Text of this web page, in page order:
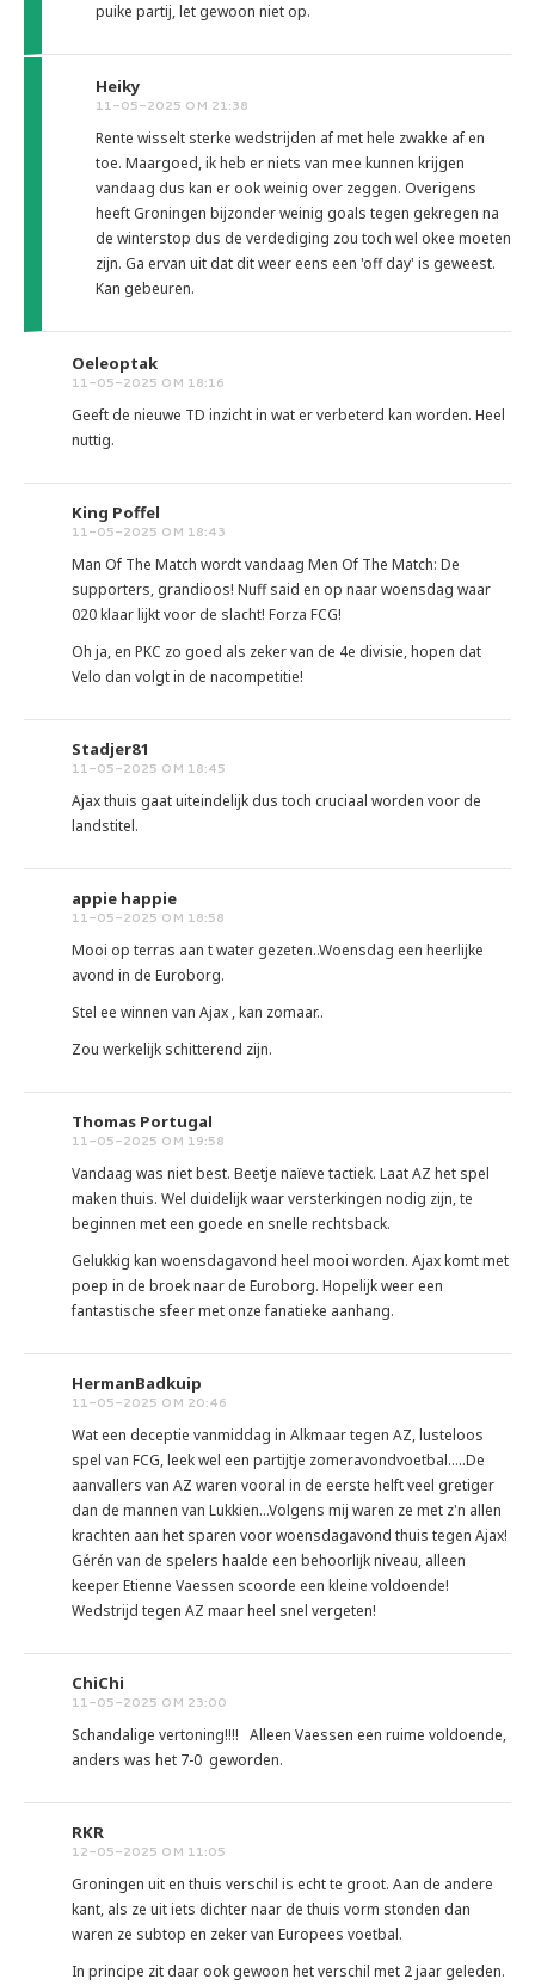
puike partij, let gewoon niet op.
Heiky
11-05-2025 OM 21:38
Rente wisselt sterke wedstrijden af met hele zwakke af en
toe. Maargoed, ik heb er niets van mee kunnen krijgen
vandaag dus kan er ook weinig over zeggen. Overigens
heeft Groningen bijzonder weinig goals tegen gekregen na
de winterstop dus de verdediging zou toch wel okee moeten
zijn. Ga ervan uit dat dit weer eens een 'off day' is geweest.
Kan gebeuren.
Oeleoptak
11-05-2025 OM 18:16
Geeft de nieuwe TD inzicht in wat er verbeterd kan worden. Heel
nuttig.
King Poffel
11-05-2025 OM 18:43
Man Of The Match wordt vandaag Men Of The Match: De
supporters, grandioos! Nuff said en op naar woensdag waar
020 klaar lijkt voor de slacht! Forza FCG!
Oh ja, en PKC zo goed als zeker van de 4e divisie, hopen dat
Velo dan volgt in de nacompetitie!
Stadjer81
11-05-2025 OM 18:45
Ajax thuis gaat uiteindelijk dus toch cruciaal worden voor de
landstitel.
appie happie
11-05-2025 OM 18:58
Mooi op terras aan t water gezeten..Woensdag een heerlijke
avond in de Euroborg.
Stel ee winnen van Ajax , kan zomaar..
Zou werkelijk schitterend zijn.
Thomas Portugal
11-05-2025 OM 19:58
Vandaag was niet best. Beetje naïeve tactiek. Laat AZ het spel
maken thuis. Wel duidelijk waar versterkingen nodig zijn, te
beginnen met een goede en snelle rechtsback.
Gelukkig kan woensdagavond heel mooi worden. Ajax komt met
poep in de broek naar de Euroborg. Hopelijk weer een
fantastische sfeer met onze fanatieke aanhang.
HermanBadkuip
11-05-2025 OM 20:46
Wat een deceptie vanmiddag in Alkmaar tegen AZ, lusteloos
spel van FCG, leek wel een partijtje zomeravondvoetbal.....De
aanvallers van AZ waren vooral in de eerste helft veel gretiger
dan de mannen van Lukkien...Volgens mij waren ze met z'n allen
krachten aan het sparen voor woensdagavond thuis tegen Ajax!
Gérén van de spelers haalde een behoorlijk niveau, alleen
keeper Etienne Vaessen scoorde een kleine voldoende!
Wedstrijd tegen AZ maar heel snel vergeten!
ChiChi
11-05-2025 OM 23:00
Schandalige vertoning!!!! Alleen Vaessen een ruime voldoende,
anders was het 7-0 geworden.
RKR
12-05-2025 OM 11:05
Groningen uit en thuis verschil is echt te groot. Aan de andere
kant, als ze uit iets dichter naar de thuis vorm stonden dan
waren ze subtop en zeker van Europees voetbal.
In principe zit daar ook gewoon het verschil met 2 jaar geleden.